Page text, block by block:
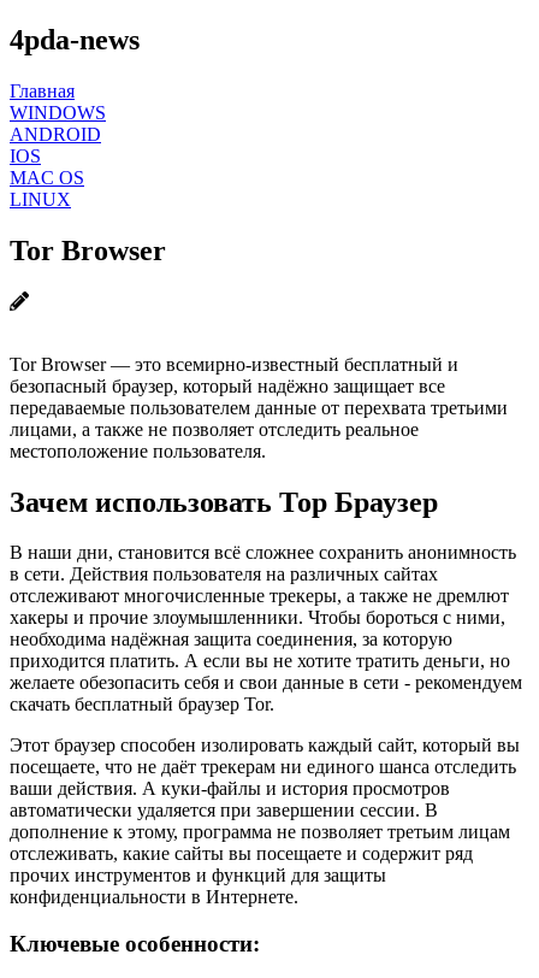
4pda-news
Главная
WINDOWS
ANDROID
IOS
MAC OS
LINUX
Tor Browser
Tor Browser — это всемирно-известный бесплатный и
безопасный браузер, который надёжно защищает все
передаваемые пользователем данные от перехвата третьими
лицами, а также не позволяет отследить реальное
местоположение пользователя.
Зачем использовать Тор Браузер
В наши дни, становится всё сложнее сохранить анонимность
в сети. Действия пользователя на различных сайтах
отслеживают многочисленные трекеры, а также не дремлют
хакеры и прочие злоумышленники. Чтобы бороться с ними,
необходима надёжная защита соединения, за которую
приходится платить. А если вы не хотите тратить деньги, но
желаете обезопасить себя и свои данные в сети - рекомендуем
скачать бесплатный браузер Tor.
Этот браузер способен изолировать каждый сайт, который вы
посещаете, что не даёт трекерам ни единого шанса отследить
ваши действия. А куки-файлы и история просмотров
автоматически удаляется при завершении сессии. В
дополнение к этому, программа не позволяет третьим лицам
отслеживать, какие сайты вы посещаете и содержит ряд
прочих инструментов и функций для защиты
конфиденциальности в Интернете.
Ключевые особенности: